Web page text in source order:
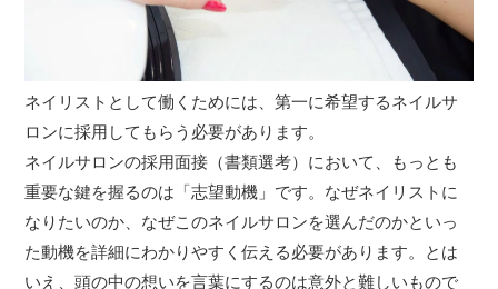
ネイリストとして働くためには、第一に希望するネイルサ
ロンに採用してもらう必要があります。
ネイルサロンの採用面接（書類選考）において、もっとも
重要な鍵を握るのは「志望動機」です。なぜネイリストに
なりたいのか、なぜこのネイルサロンを選んだのかといっ
た動機を詳細にわかりやすく伝える必要があります。とは
いえ、頭の中の想いを言葉にするのは意外と難しいもので